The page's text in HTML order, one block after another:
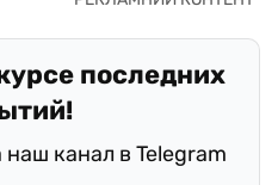
последних
канал в Telegram